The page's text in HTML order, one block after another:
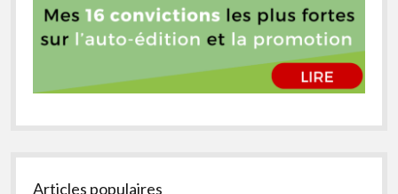
Articles populaires